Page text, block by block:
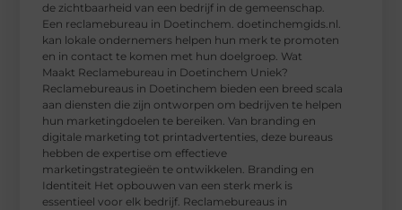
de zichtbaarheid van een bedrijf in de gemeenschap.
Een reclamebureau in Doetinchem. doetinchemgids.nl.
kan lokale ondernemers helpen hun merk te promoten
en in contact te komen met hun doelgroep. Wat
Maakt Reclamebureau in Doetinchem Uniek?
Reclamebureaus in Doetinchem bieden een breed scala
aan diensten die zijn ontworpen om bedrijven te helpen
hun marketingdoelen te bereiken. Van branding en
digitale marketing tot printadvertenties, deze bureaus
hebben de expertise om effectieve
marketingstrategieën te ontwikkelen. Branding en
Identiteit Het opbouwen van een sterk merk is
essentieel voor elk bedrijf. Reclamebureaus in